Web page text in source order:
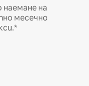
наемане на
месечно